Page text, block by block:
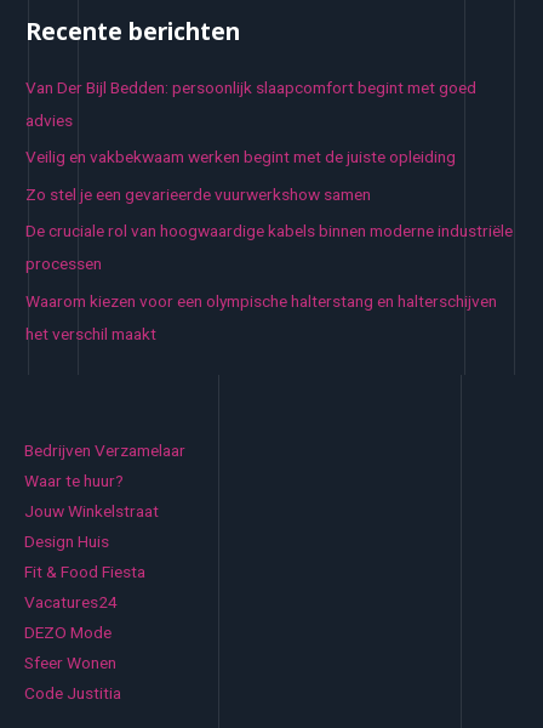
Recente berichten
Van Der Bijl Bedden: persoonlijk slaapcomfort begint met goed
advies
Veilig en vakbekwaam werken begint met de juiste opleiding
Zo stel je een gevarieerde vuurwerkshow samen
De cruciale rol van hoogwaardige kabels binnen moderne industriële
processen
Waarom kiezen voor een olympische halterstang en halterschijven
het verschil maakt
Bedrijven Verzamelaar
Waar te huur?
Jouw Winkelstraat
Design Huis
Fit & Food Fiesta
Vacatures24
DEZO Mode
Sfeer Wonen
Code Justitia